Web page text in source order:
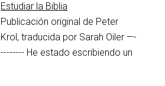
Estudiar la Biblia
Publicación original de Peter
Krol, traducida por Sarah Oiler —-
-------- He estado escribiendo un